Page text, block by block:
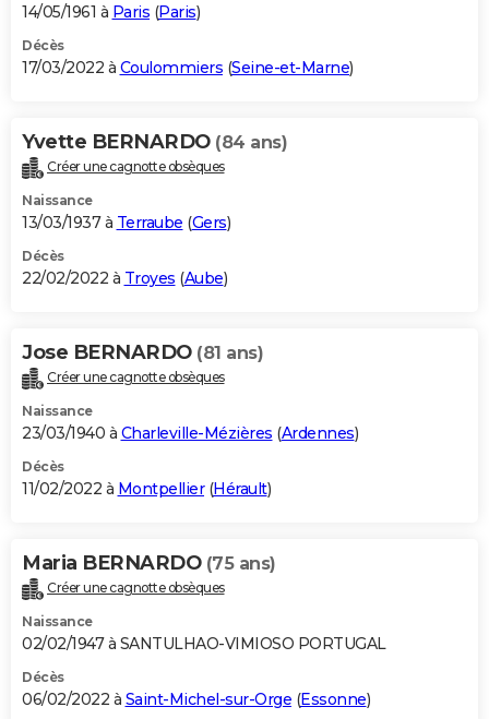
14/05/1961 à Paris (Paris)
Décès
17/03/2022 à Coulommiers (Seine-et-Marne)
Yvette BERNARDO (84 ans)
Créer une cagnotte obsèques
Naissance
13/03/1937 à Terraube (Gers)
Décès
22/02/2022 à Troyes (Aube)
Jose BERNARDO (81 ans)
Créer une cagnotte obsèques
Naissance
23/03/1940 à Charleville-Mézières (Ardennes)
Décès
11/02/2022 à Montpellier(Hérault)
Maria BERNARDO (75 ans)
Créer une cagnotte obsèques
Naissance
02/02/1947 à SANTULHAO-VIMIOSO PORTUGAL
Décès
06/02/2022 à Saint-Michel-sur-Orge (Essonne)